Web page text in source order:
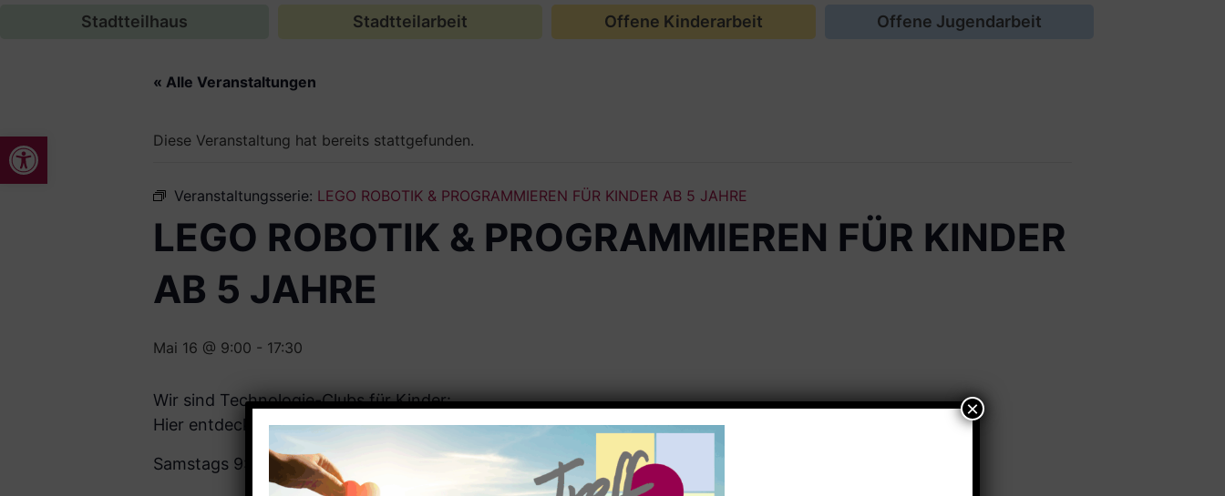
Werkzeugleiste öffnen
Stadtteilhaus Stadtteilarbeit Offene Kinderarbeit Offene Jugendarbeit
« Alle Veranstaltungen
Diese Veranstaltung hat bereits stattgefunden.
Veranstaltungsserie: LEGO ROBOTIK & PROGRAMMIEREN FÜR KINDER AB 5 JAHRE
LEGO ROBOTIK & PROGRAMMIEREN FÜR KINDER
AB 5 JAHRE
Mai 16 @ 9:00 - 17:30
Wir sind Technologie-Clubs für Kinder:
Hier entdecken sie Robotik, Programmieren, Minecraft, Roblox & KI – spielerisch und kreativ
Samstags 9:00-17:30 Uhr